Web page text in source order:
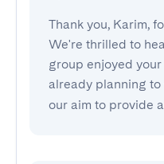
Thank you, Karim,
We're thrilled to
group enjoyed
already planning to
our aim to provide